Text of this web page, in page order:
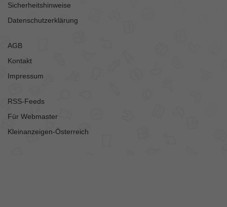
Sicherheitshinweise
Datenschutzerklärung
AGB
Kontakt
Impressum
RSS-Feeds
Für Webmaster
Kleinanzeigen-Österreich